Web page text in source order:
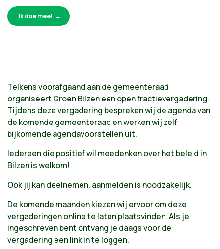
Ik doe mee!
Telkens voorafgaand aan de gemeenteraad
organiseert Groen Bilzen een open fractievergadering.
Tijdens deze vergadering bespreken wij de agenda van
de komende gemeenteraad en werken wij zelf
bijkomende agendavoorstellen uit.
Iedereen die positief wil meedenken over het beleid in
Bilzen is welkom!
Ook jij kan deelnemen, aanmelden is noodzakelijk.
De komende maanden kiezen wij ervoor om deze
vergaderingen online te laten plaatsvinden. Als je
ingeschreven bent ontvang je daags voor de
vergadering een link in te loggen.